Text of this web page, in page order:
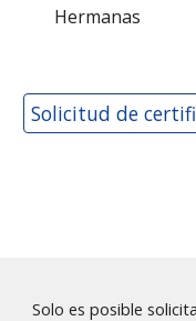
Hermanas
Solo es posible